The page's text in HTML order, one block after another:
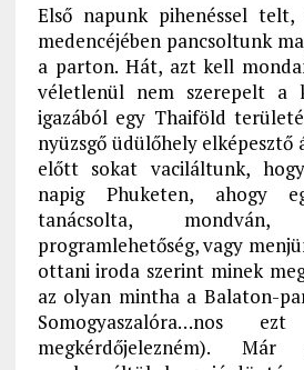
Első napunk pihenéssel
medencéjében pancsoltunk
a parton. Hát, azt kell
véletlenül nem szerepelt a
igazából egy Thaiföld
nyüzsgő üdülőhely elképesztő
előtt sokat vaciláltunk,
napig Phuketen, ahogy
tanácsolta,
programlehetőség, vagy
ottani iroda szerint minek
az olyan mintha a Balaton-
Somogyaszalóra…nos
megkérdőjelezném).